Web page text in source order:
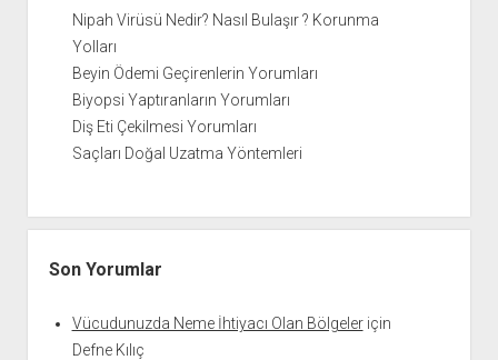
Nipah Virüsü Nedir? Nasıl Bulaşır ? Korunma
Yolları
Beyin Ödemi Geçirenlerin Yorumları
Biyopsi Yaptıranların Yorumları
Diş Eti Çekilmesi Yorumları
Saçları Doğal Uzatma Yöntemleri
Son Yorumlar
Vücudunuzda Neme İhtiyacı Olan Bölgeleriçin
Defne Kılıç